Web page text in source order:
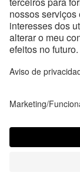
Apple, o logótipo
Apple Inc. O